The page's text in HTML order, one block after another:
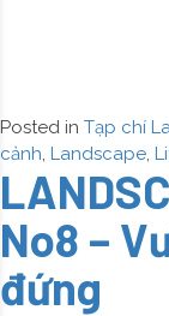
Posted in Tạp chí
cảnh, Landscape,
No8 –
đứng